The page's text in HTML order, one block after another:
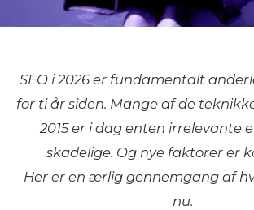
SEO i 2026 er fundamentalt
for ti år siden. Mange af de
2015 er i dag enten irrelevante
skadelige. Og nye faktorer er
Her er en ærlig gennemgang af
nu.